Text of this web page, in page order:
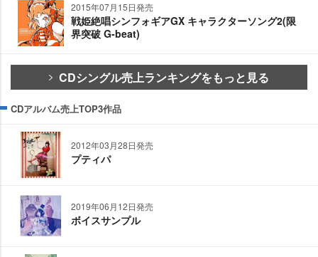
2015年07月15日発売
戦姫絶唱シンフォギアGX キャラクターソング2(限
界突破 G-beat)
CDシングル売上ランキングをもっと見る
CDアルバム売上TOP3作品
2012年03月28日発売
プティパ
2019年06月12日発売
ボイスサンプル